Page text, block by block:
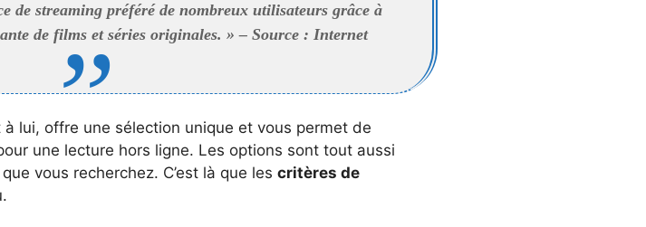
de streaming préféré de nombreux utilisateurs grâce à
de films et séries originales. » – Source : Internet
à lui, offre une sélection unique et vous permet de
une lecture hors ligne. Les options sont tout aussi
vous recherchez. C’est là que les critères de